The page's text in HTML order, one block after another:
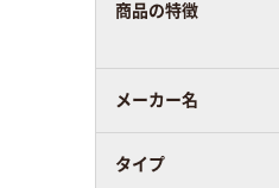
商品の特徴
メーカー名
タイプ